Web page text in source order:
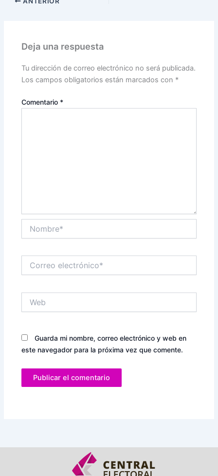
Deja una respuesta
Tu dirección de correo electrónico no será publicada.
Los campos obligatorios están marcados con *
Comentario *
electrónico*
Guarda mi nombre, correo electrónico y web en
este navegador para la próxima vez que comente.